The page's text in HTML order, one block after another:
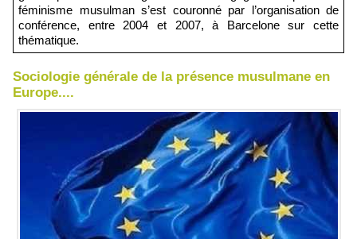
féminisme musulman s’est couronné par l’organisation de
conférence, entre 2004 et 2007, à Barcelone sur cette
thématique.
Sociologie générale de la présence musulmane en
Europe....